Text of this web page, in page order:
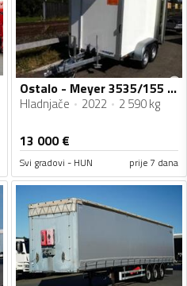
Ostalo - Meyer 3535/155 AZKF / Vozilo za Prevoz Pića / Hladnjača Prikolica / T260
Hladnjače 2022 2 590 kg
13 000€
Svi gradovi - HUN prije 7 dana